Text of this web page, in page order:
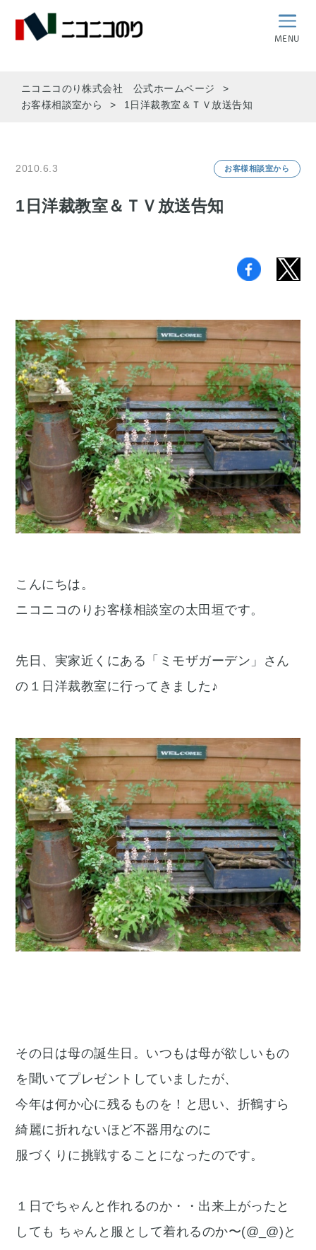
MENU
ニコニコのり株式会社 公式ホームページ
お客様相談室から
1日洋裁教室＆ＴＶ放送告知
2010.6.3 お客様相談室から
1日洋裁教室＆ＴＶ放送告知
こんにちは。
ニコニコのりお客様相談室の太田垣です。
先日、実家近くにある「ミモザガーデン」さん
の１日洋裁教室に行ってきました♪
その日は母の誕生日。いつもは母が欲しいもの
を聞いてプレゼントしていましたが、
今年は何か心に残るものを！と思い、折鶴すら
綺麗に折れないほど不器用なのに
服づくりに挑戦することになったのです。
１日でちゃんと作れるのか・・出来上がったと
しても ちゃんと服として着れるのか〜(@_@)と